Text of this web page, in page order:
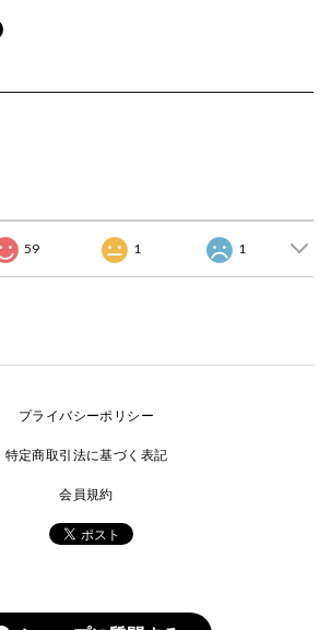
59 1 1
プライバシーポリシー
特定商取引法に基づく表記
会員規約